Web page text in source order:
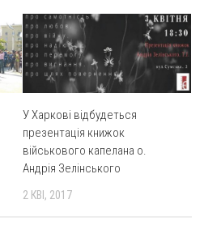
У Харкові відбудеться
презентація книжок
військового капелана о.
Андрія Зелінського
2 КВІ, 2017